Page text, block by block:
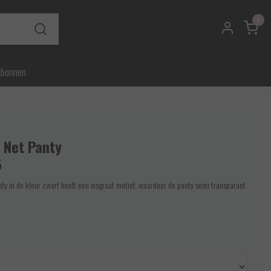
Panty
in de kleur zwart heeft een visgraat motief, waardoor de panty semi transparant